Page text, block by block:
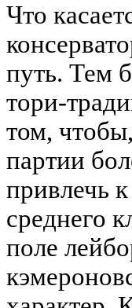
Что
путь. Тем
тори-
том,
партии
привлечь
среднего
поле